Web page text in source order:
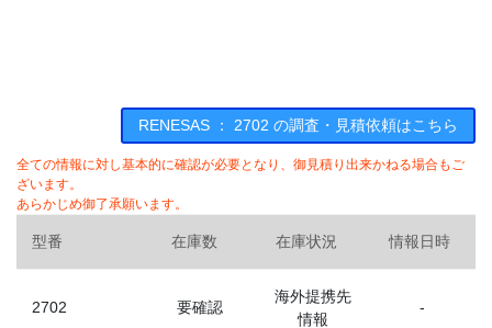
RENESAS ： 2702 の調査・見積依頼はこちら
全ての情報に対し基本的に確認が必要となり、御見積り出来かねる場合もご
ざいます。
あらかじめ御了承願います。
型番 在庫数 在庫状況 情報日時
2702 要確認
海外提携先
情報
-